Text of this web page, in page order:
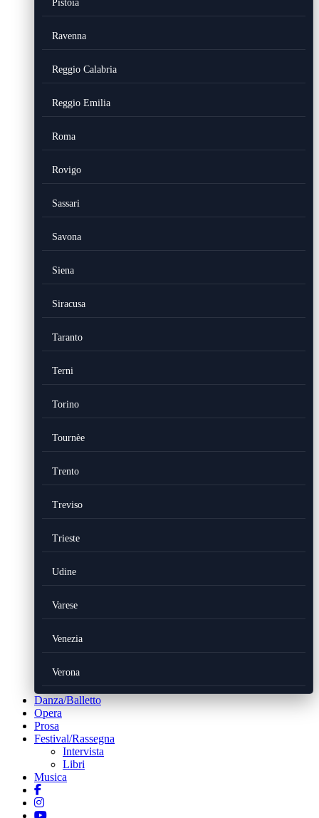
Pistoia
Ravenna
Reggio Calabria
Reggio Emilia
Roma
Rovigo
Sassari
Savona
Siena
Siracusa
Taranto
Terni
Torino
Tournèe
Trento
Treviso
Trieste
Udine
Varese
Venezia
Verona
Danza/Balletto
Opera
Prosa
Festival/Rassegna
Intervista
Libri
Musica